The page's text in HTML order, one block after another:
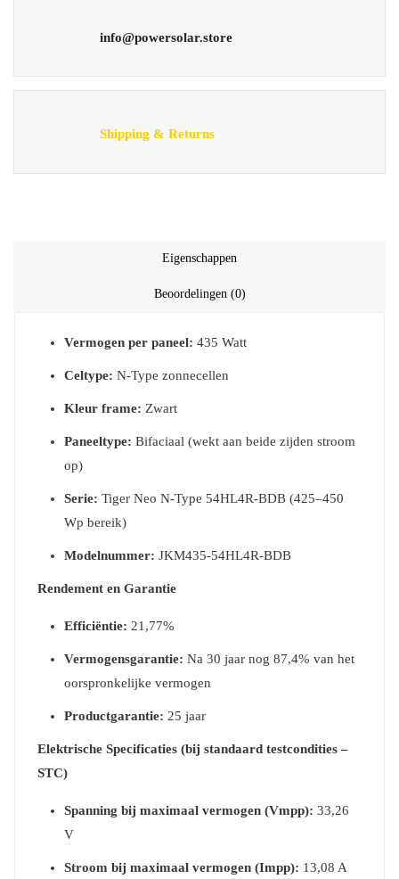
info@powersolar.store
Shipping & Returns
Eigenschappen
Beoordelingen (0)
Vermogen per paneel: 435 Watt
Celtype: N-Type zonnecellen
Kleur frame: Zwart
Paneeltype: Bifaciaal (wekt aan beide zijden stroom
op)
Serie: Tiger Neo N-Type 54HL4R-BDB (425–450
Wp bereik)
Modelnummer: JKM435-54HL4R-BDB
Rendement en Garantie
Efficiëntie: 21,77%
Vermogensgarantie: Na 30 jaar nog 87,4% van het
oorspronkelijke vermogen
Productgarantie: 25 jaar
Elektrische Specificaties (bij standaard testcondities –
STC)
Spanning bij maximaal vermogen (Vmpp): 33,26
V
Stroom bij maximaal vermogen (Impp): 13,08 A